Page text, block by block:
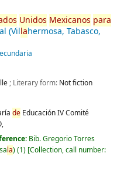
Unidos Mexicanos para
(Villahermosa, Tabasco,
; Literary form: Not fiction
deEducación IV Comité
Bib. Gregorio Torres
la)(1) Collection, call number: